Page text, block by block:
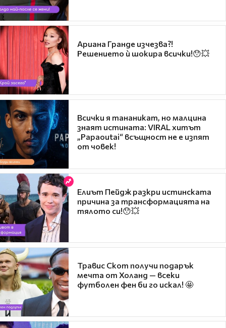
Ариана Гранде изчезва?!
Решението ѝ шокира всички!😯💥
Всички я тананикат, но малцина
знаят истината: VIRAL хитът
„Papaoutai“ всъщност не е изпят
от човек!
Елиът Пейдж разкри истинската
причина за трансформацията на
тялото си!😯💥
Травис Скот получи подарък
мечта от Холанд — всеки
футболен фен би го искал! 🤩